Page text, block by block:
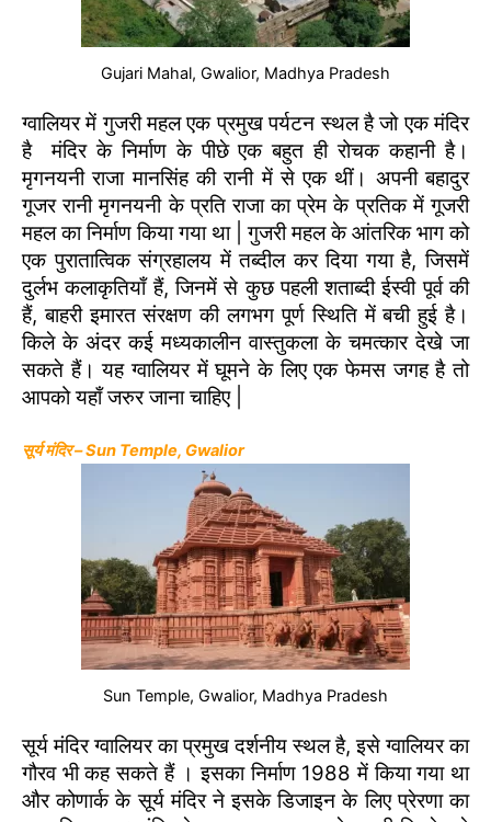
Gujari Mahal, Gwalior, Madhya Pradesh
ग्वालियर में गुजरी महल एक प्रमुख पर्यटन स्थल है जो एक मंदिर
है मंदिर के निर्माण के पीछे एक बहुत ही रोचक कहानी है।
मृगनयनी राजा मानसिंह की रानी में से एक थीं। अपनी बहादुर
गूजर रानी मृगनयनी के प्रति राजा का प्रेम के प्रतिक में गूजरी
महल का निर्माण किया गया था |गुजरी महल के आंतरिक भाग को
एक पुरातात्विक संग्रहालय में तब्दील कर दिया गया है, जिसमें
दुर्लभ कलाकृतियाँ हैं, जिनमें से कुछ पहली शताब्दी ईस्वी पूर्व की
हैं, बाहरी इमारत संरक्षण की लगभग पूर्ण स्थिति में बची हुई है।
किले के अंदर कई मध्यकालीन वास्तुकला के चमत्कार देखे जा
सकते हैं। यह ग्वालियर में घूमने के लिए एक फेमस जगह है तो
आपको यहाँ जरुर जाना चाहिए |
सूर्य मंदिर – Sun Temple, Gwalior
Sun Temple, Gwalior, Madhya Pradesh
सूर्य मंदिर ग्वालियर का प्रमुख दर्शनीय स्थल है, इसे ग्वालियर का
गौरव भी कह सकते हैं । इसका निर्माण 1988 में किया गया था
और कोणार्क के सूर्य मंदिर ने इसके डिजाइन के लिए प्रेरणा का